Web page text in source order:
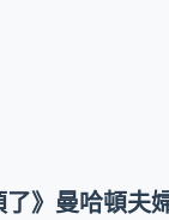
》曼哈頓夫